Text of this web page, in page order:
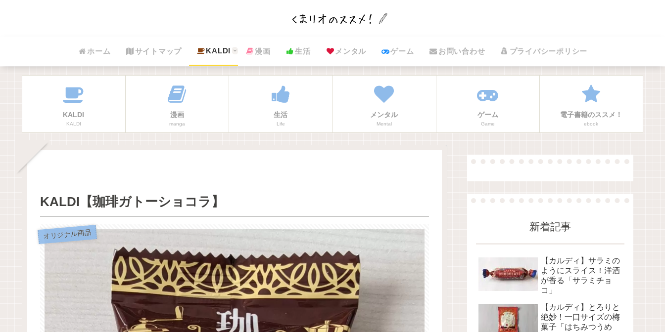
ホーム サイトマップ KALDI 漫画 生活 メンタル ゲーム お問い合わせ プライバシーポリシー
KALDI
KALDI
漫画
manga
生活
Life
メンタル
Mental
ゲーム
Game
電子書籍のススメ！
ebook
KALDI【珈琲ガトーショコラ】
オリジナル商品
新着記事
【カルディ】サラミの
ようにスライス！洋酒
が香る「サラミチョ
コ」
【カルディ】とろりと
絶妙！一口サイズの梅
菓子「はちみつうめ